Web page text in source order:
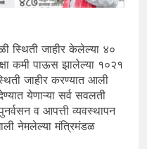
स्थिती जाहीर केलेल्या ४०
कमी पाऊस झालेल्या १०२१
जाहीर करण्यात आली
येणाऱ्या सर्व सवलती
व आपत्ती व्यवस्थापन
नेमलेल्या मंत्रिमंडळ